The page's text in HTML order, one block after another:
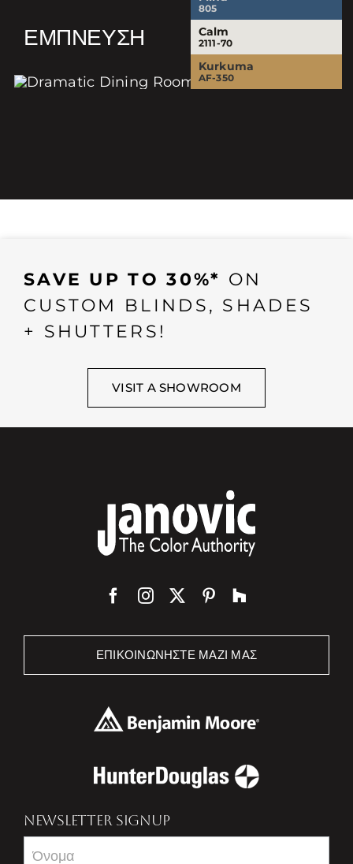
ΈΜΠΝΕΥΣΗ
805
Calm
2111-70
Kurkuma
AF-350
SAVE UP TO 30%* ON
CUSTOM BLINDS, SHADES
+ SHUTTERS!
VISIT A SHOWROOM
ΕΠΙΚΟΙΝΩΝΉΣΤΕ ΜΑΖΊ ΜΑΣ
NEWSLETTER SIGNUP
Newsletter